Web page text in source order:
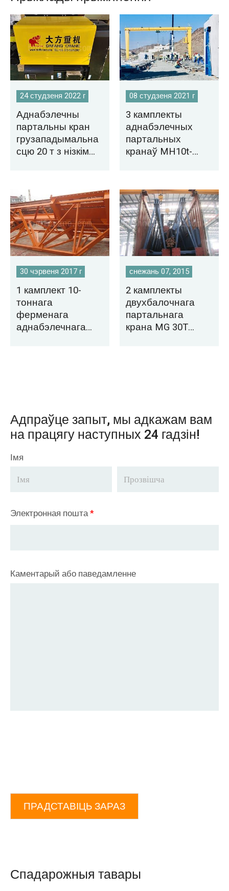
24 студзеня 2022 г
Аднабэлечны
партальны кран
грузападымальна
сцю 20 т з нізкім
Туніс
08 студзеня 2021 г
3 камплекты
аднабэлечных
партальных
кранаў MH10t-
Саудаўскую
Аравію
30 чэрвеня 2017 г
1 камплект 10-
тоннага
ферменага
аднабэлечнага
снежань 07, 2015
2 камплекты
двухбалочнага
партальнага
крана MG 30T
Адпраўце запыт, мы адкажам вам
на працягу наступных 24 гадзін!
Імя
Электронная пошта*
Каментарый або паведамленне
ПРАДСТАВІЦЬ ЗАРАЗ
Спадарожныя тавары